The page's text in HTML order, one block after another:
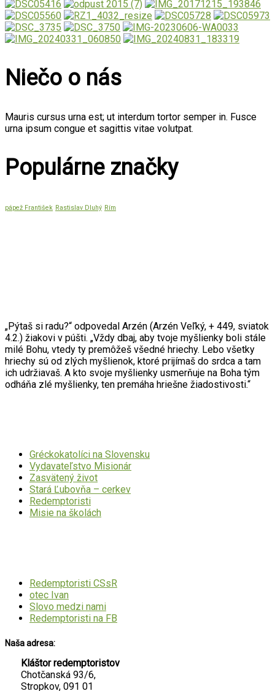
Niečo o nás
Mauris cursus urna est; ut interdum tortor semper in. Fusce
urna ipsum congue et sagittis vitae volutpat.
Populárne značky
pápež František Rastislav Dluhý Rím
„Pýtaš si radu?“ odpovedal Arzén (Arzén Veľký, + 449, sviatok
4.2.) žiakovi v púšti. „Vždy dbaj, aby tvoje myšlienky boli stále
milé Bohu, vtedy ty premôžeš všedné hriechy. Lebo všetky
hriechy sú od zlých myšlienok, ktoré prijímaš do srdca a tam
ich udržiavaš. A kto svoje myšlienky usmerňuje na Boha tým
odháňa zlé myšlienky, ten premáha hriešne žiadostivosti.“
Gréckokatolíci na Slovensku
Vydavateľstvo Misionár
Zasvätený život
Stará Ľubovňa – cerkev
Redemptoristi
Misie na školách
Redemptoristi CSsR
otec Ivan
Slovo medzi nami
Redemptoristi na FB
Naša adresa:
Kláštor redemptoristov
Chotčanská 93/6,
Stropkov, 091 01